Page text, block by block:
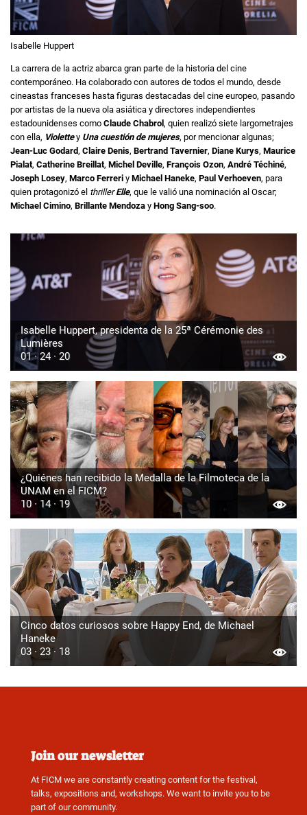
Isabelle Huppert
La carrera de la actriz abarca gran parte de la historia del cine
contemporáneo. Ha colaborado con autores de todos el mundo, desde
cineastas franceses hasta figuras destacadas del cine europeo, pasando
por artistas de la nueva ola asiática y directores independientes
estadounidenses como Claude Chabrol , quien realizó siete largometrajes
con ella, Violettey Una cuestión de mujeres, por mencionar algunas;
Jean-Luc Godard, Claire Denis, Bertrand Tavernier, Diane Kurys, Maurice
Pialat, Catherine Breillat, Michel Deville, François Ozon, André Téchiné,
Joseph Losey, Marco Ferreri y Michael Haneke, Paul Verhoeven, para
quien protagonizó el thriller Elle, que le valió una nominación al Oscar;
Michael Cimino, Brillante Mendoza y Hong Sang-soo.
Isabelle Huppert, presidenta de la 25ª Cérémonie des
Lumières
01 · 24 · 20
¿Quiénes han recibido la Medalla de la Filmoteca de la
UNAM en el FICM?
10 · 14 · 19
Cinco datos curiosos sobre Happy End, de Michael
Haneke
03 · 23 · 18
Join our newsletter
At FICM we are constantly creating content for the festival,
talks, expositions and, workshops. We want to invite you to be
part of our community.